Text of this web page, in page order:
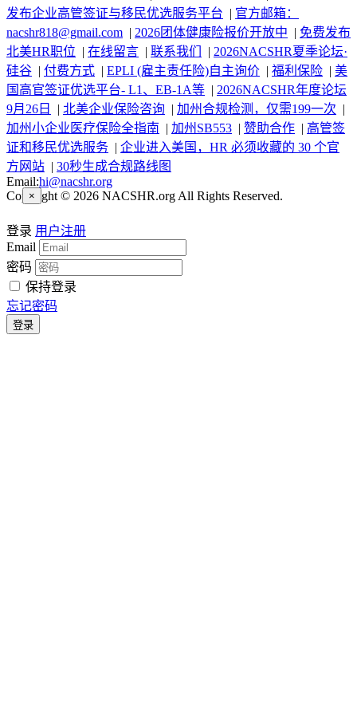
发布企业高管签证与移民优选服务平台 | 官方邮箱：
nacshr818@gmail.com | 2026团体健康险报价开放中 | 免费发布
北美HR职位 | 在线留言 | 联系我们 | 2026NACSHR夏季论坛·
硅谷 | 付费方式 | EPLI (雇主责任险)自主询价 | 福利保险 | 美
国高官签证优选平台- L1、EB-1A等 | 2026NACSHR年度论坛
9月26日
| 北美企业保险咨询 | 加州合规检测，仅需199一次 |
加州小企业医疗保险全指南 | 加州SB553 | 赞助合作 | 高管签
证和移民优选服务 | 企业进入美国，HR 必须收藏的 30 个官
方网站 | 30秒生成合规路线图
Email:hi@nacshr.org
Copyright © 2026 NACSHR.org All Rights Reserved.
×
登录 用户注册
Email
密码
保持登录
忘记密码
登录